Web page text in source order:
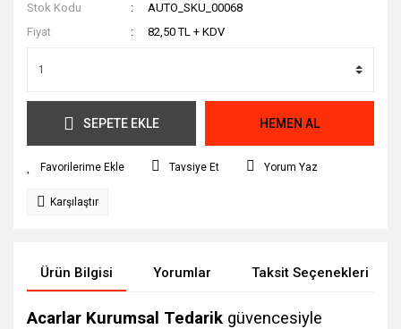
Stok Kodu
AUTO_SKU_00068
Fiyat
82,50 TL + KDV
SEPETE EKLE HEMEN AL
Tavsiye Et Yorum Yaz
Karşılaştır
Ürün Bilgisi Yorumlar Taksit Seçenekleri
Acarlar Kurumsal Tedarik güvencesiyle